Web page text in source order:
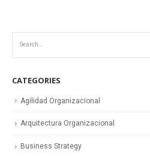
CATEGORIES
Agilidad Organizacional
Arquitectura Organizacional
Business Strategy